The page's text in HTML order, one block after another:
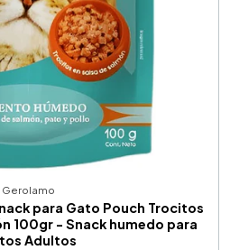
Gerolamo
para Gato Pouch Trocitos
100gr - Snack humedo para
Adultos